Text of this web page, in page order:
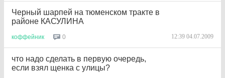
Черный шарпей на тюменском тракте в
районе КАСУЛИНА
коффейник 0 12:39 04.07.2009
что надо сделать в первую очередь,
если взял щенка с улицы?